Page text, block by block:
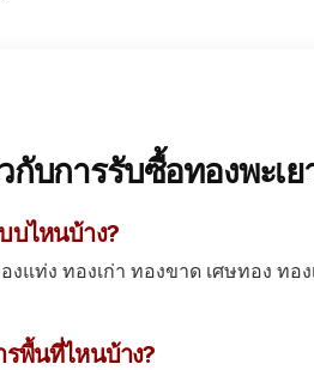
บการรับซื้อทองพะเย
บไหนบ้าง?
แท่ง ทองเก่า ทองขาด เศษทอง ท
รพื้นที่ไหนบ้าง?